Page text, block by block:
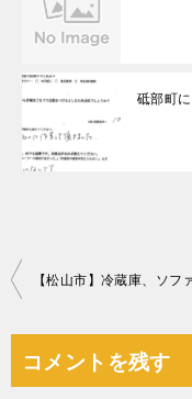
砥部町
投
ビ
コメントを残す